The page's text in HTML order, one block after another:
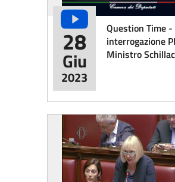
Question Time -
interrogazione
Ministro
28
Giu
2023